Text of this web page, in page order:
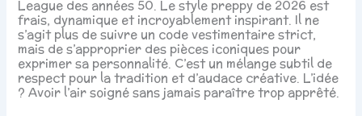
League des années 50. Le style preppy de 2026 est
frais, dynamique et incroyablement inspirant. Il ne
s’agit plus de suivre un code vestimentaire strict,
mais de s’approprier des pièces iconiques pour
exprimer sa personnalité. C’est un mélange subtil de
respect pour la tradition et d’audace créative. L’idée
? Avoir l’air soigné sans jamais paraître trop apprêté.